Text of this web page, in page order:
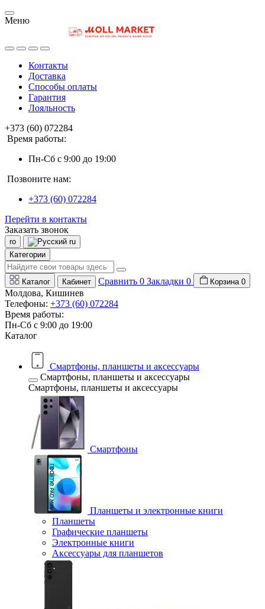
Меню
Контакты
Доставка
Способы оплаты
Гарантия
Лояльность
+373 (60) 072284
Время работы:
Пн-Сб с 9:00 до 19:00
Позвоните нам:
+373 (60) 072284
Перейти в контакты
Заказать звонок
ro
ru
Категории
Каталог Кабинет Сравнить 0 Закладки 0 Корзина 0
Молдова, Кишинев
Телефоны: +373 (60) 072284
Время работы:
Пн-Сб с 9:00 до 19:00
Каталог
Смартфоны, планшеты и аксессуары
Смартфоны, планшеты и аксессуары
Смартфоны, планшеты и аксессуары
Смартфоны
Планшеты и электронные книги
Планшеты
Графические планшеты
Электронные книги
Аксессуары для планшетов